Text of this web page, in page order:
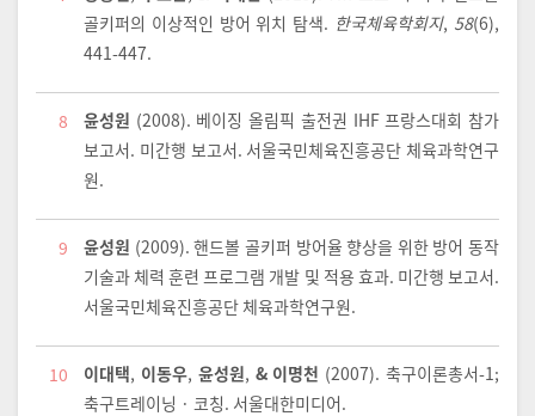
골키퍼의 이상적인 방어 위치 탐색. 한국체육학회지, 58(6),
441-447.
8 윤성원 (2008). 베이징 올림픽 출전권 IHF 프랑스대회 참가
보고서. 미간행 보고서. 서울국민체육진흥공단 체육과학연구
원.
9 윤성원 (2009).핸드볼 골키퍼 방어율 향상을 위한 방어 동작
기술과 체력 훈련 프로그램 개발 및 적용 효과. 미간행 보고서.
서울국민체육진흥공단 체육과학연구원.
10 이대택, 이동우, 윤성원, & 이명천 (2007).축구이론총서-1;
축구트레이닝 · 코칭. 서울대한미디어.